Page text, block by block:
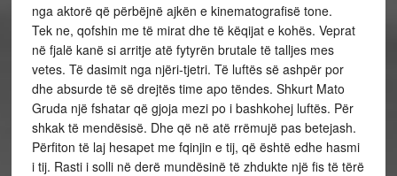
nga aktorë që përbëjnë ajkën e kinematografisë tone.
Tek ne, qofshin me të mirat dhe të këqijat e kohës. Veprat
në fjalë kanë si arritje atë fytyrën brutale të talljes mes
vetes. Të dasimit nga njëri-tjetri. Të luftës së ashpër por
dhe absurde të së drejtës time apo tëndes. Shkurt Mato
Gruda një fshatar që gjoja mezi po i bashkohej luftës. Për
shkak të mendësisë. Dhe që në atë rrëmujë pas betejash.
Përfiton të laj hesapet me fqinjin e tij, që është edhe hasmi
i tij. Rasti i solli në derë mundësinë të zhdukte një fis të tërë